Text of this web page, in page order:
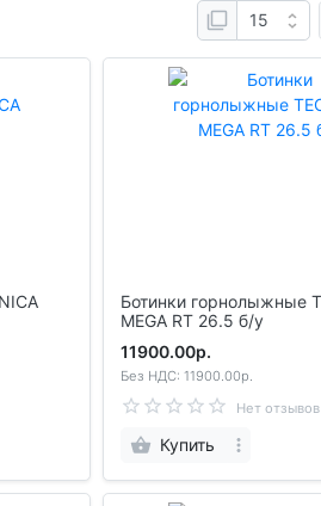
Ботинки горнолыжные TECNICA
MEGA RT 26.5 б/у
11900.00р.
Без НДС: 11900.00р.
Нет отзывов
Купить